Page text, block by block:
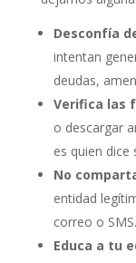
Desconfía
intentan
deudas,
Verifica las
o descargar
es quien dice
No
entidad
correo o SMS.
Educa a tu